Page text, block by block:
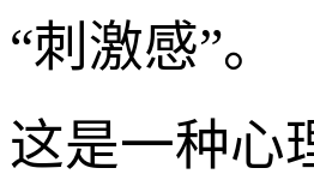
“刺激感”。
这是一种心